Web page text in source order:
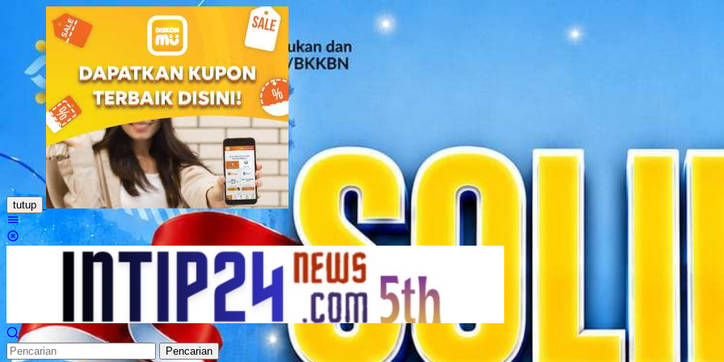
konten
tutup
Menu
Mobile
Pencarian